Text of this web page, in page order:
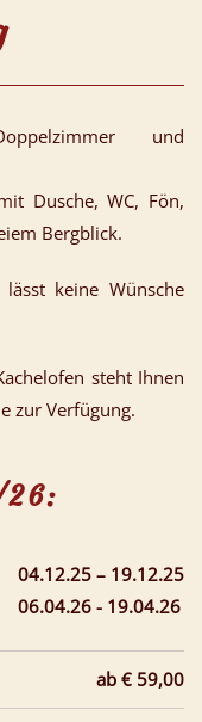
und
Dusche, WC, Fön,
Bergblick.
keine Wünsche
steht Ihnen
zur Verfügung.
04.12.25 – 19.12.25
06.04.26 - 19.04.26
ab € 59,00